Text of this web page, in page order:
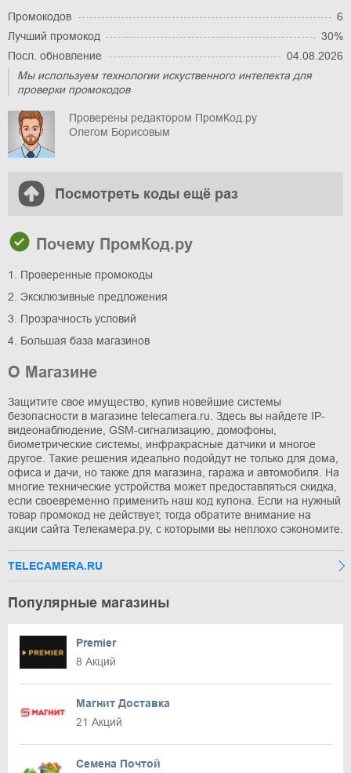
Промокодов
6
Лучший промокод
30%
Посл. обновление
04.08.2026
Мы используем технологии искуственного интелекта для
проверки промокодов
Проверены редактором ПромКод.ру
Олегом Борисовым
Посмотреть коды ещё раз
Почему ПромКод.ру
1. Проверенные промокоды
2. Эксклюзивные предложения
3. Прозрачность условий
4. Большая база магазинов
О Магазине
Защитите свое имущество, купив новейшие системы
безопасности в магазине telecamera.ru. Здесь вы найдете IP-
видеонаблюдение, GSM-сигнализацию, домофоны,
биометрические системы, инфракрасные датчики и многое
другое. Такие решения идеально подойдут не только для дома,
офиса и дачи, но также для магазина, гаража и автомобиля. На
многие технические устройства может предоставляться скидка,
если своевременно применить наш код купона. Если на нужный
товар промокод не действует, тогда обратите внимание на
акции сайта Телекамера.ру, с которыми вы неплохо сэкономите.
TELECAMERA.RU
Популярные магазины
Premier
8 Акций
Магнит Доставка
21 Акций
Семена Почтой